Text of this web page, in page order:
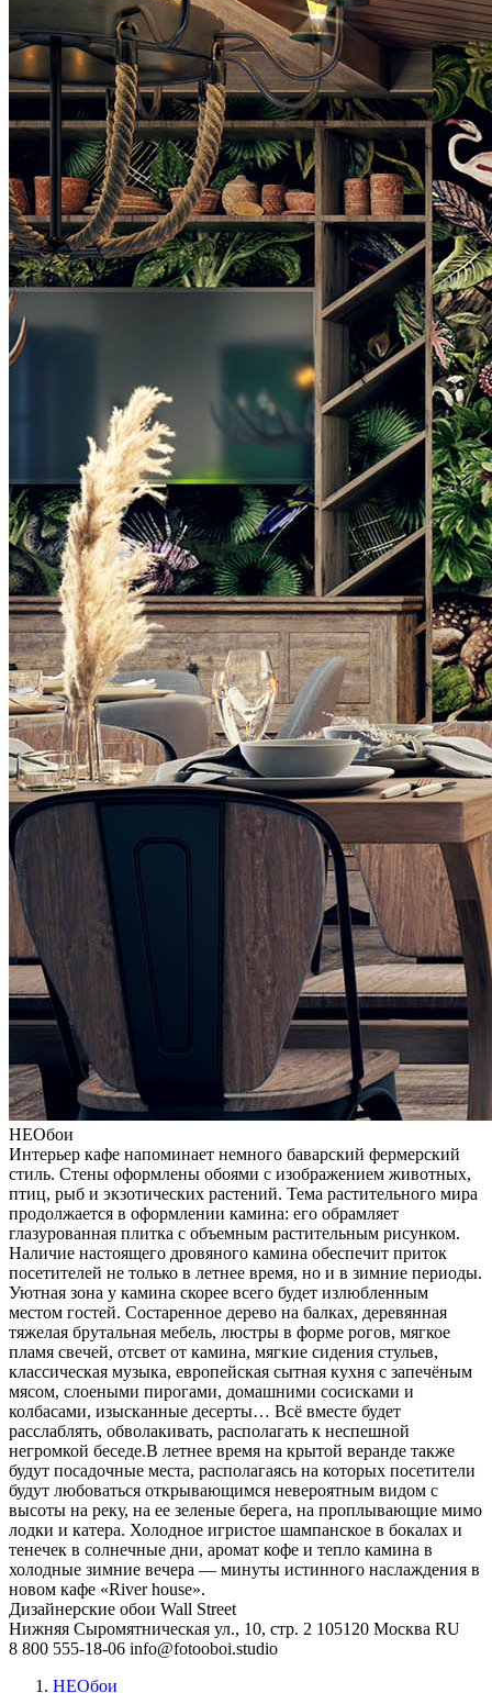
НЕОбои
Интерьер кафе напоминает немного баварский фермерский
стиль. Стены оформлены обоями с изображением животных,
птиц, рыб и экзотических растений. Тема растительного мира
продолжается в оформлении камина: его обрамляет
глазурованная плитка с объемным растительным рисунком.
Наличие настоящего дровяного камина обеспечит приток
посетителей не только в летнее время, но и в зимние периоды.
Уютная зона у камина скорее всего будет излюбленным
местом гостей. Состаренное дерево на балках, деревянная
тяжелая брутальная мебель, люстры в форме рогов, мягкое
пламя свечей, отсвет от камина, мягкие сидения стульев,
классическая музыка, европейская сытная кухня с запечёным
мясом, слоеными пирогами, домашними сосисками и
колбасами, изысканные десерты… Всё вместе будет
расслаблять, обволакивать, располагать к неспешной
негромкой беседе.В летнее время на крытой веранде также
будут посадочные места, располагаясь на которых посетители
будут любоваться открывающимся невероятным видом с
высоты на реку, на ее зеленые берега, на проплывающие мимо
лодки и катера. Холодное игристое шампанское в бокалах и
тенечек в солнечные дни, аромат кофе и тепло камина в
холодные зимние вечера — минуты истинного наслаждения в
новом кафе «River house».
Дизайнерские обои Wall Street
Нижняя Сыромятническая ул., 10, стр. 2 105120 Москва RU
8 800 555-18-06 info@fotooboi.studio
НЕОбои